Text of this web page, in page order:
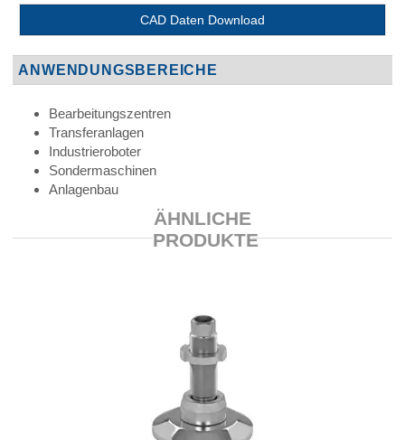
CAD Daten Download
ANWENDUNGSBEREICHE
Bearbeitungszentren
Transferanlagen
Industrieroboter
Sondermaschinen
Anlagenbau
ÄHNLICHE
PRODUKTE